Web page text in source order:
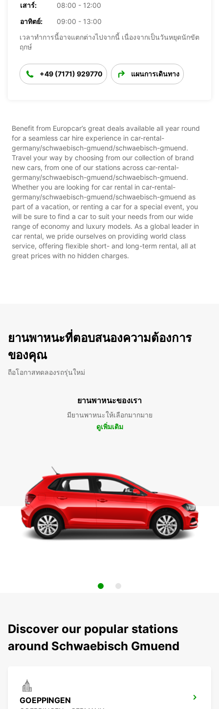
เสาร์:
08:00 - 12:00
อาทิตย์:
09:00 - 13:00
เวลาทำการนี้อาจแตกต่างไปจากนี้ เนื่องจากเป็นวันหยุดนักขัต
ฤกษ์
+49 (7171) 929770 แผนการเดินทาง
Benefit from Europcar’s great deals available all year round
for a seamless car hire experience in car-rental-
germany/schwaebisch-gmuend/schwaebisch-gmuend.
Travel your way by choosing from our collection of brand
new cars, from one of our stations across car-rental-
germany/schwaebisch-gmuend/schwaebisch-gmuend.
Whether you are looking for car rental in car-rental-
germany/schwaebisch-gmuend/schwaebisch-gmuend as
part of a vacation, or renting a car for a special event, you
will be sure to find a car to suit your needs from our wide
range of economy and luxury models. As a global leader in
car rental, we pride ourselves on providing world class
service, offering flexible short- and long-term rental, all at
great prices with no hidden charges.
ยานพาหนะที่ตอบสนองความต้องการ
ของคุณ
ถือโอกาสทดลองรถรุ่นใหม่
ยานพาหนะของเรา
มียานพาหนะให้เลือกมากมาย
ดูเพิ่มเติม
Discover our popular stations
around Schwaebisch Gmuend
GOEPPINGEN